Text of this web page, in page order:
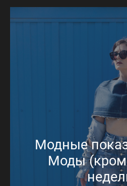
Модные
Моды